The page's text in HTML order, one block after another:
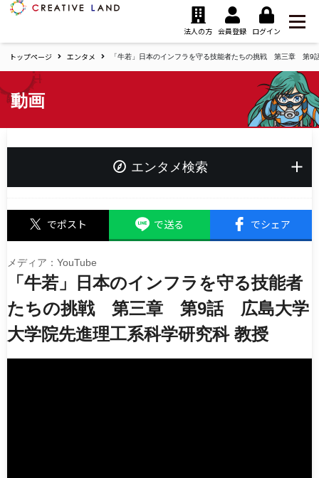
ク
エ
イ
テ
ィ
ブ
ド
法人の方 会員登録 ログイン
トップページ エンタメ 「牛若」日本のインフラを守る技能者たちの挑戦 第三章 第
動画
エンタメ検索
タグ
夢追い人応援プロジェクト
エンタメ
働く機械
ドラマ・映画
知識・教養・教育
企業紹介
製品・技術紹介
でポスト で送る でシェア
メディア：YouTube
「牛若」日本のインフラを守る技能者
たちの挑戦 第三章 第9話 広島大学
大学院先進理工系科学研究科 教授